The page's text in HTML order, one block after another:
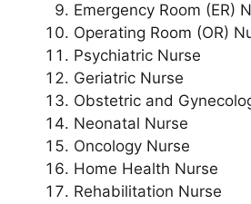
Emergency Room (ER)
Operating Room (OR)
Psychiatric Nurse
Geriatric Nurse
Obstetric and
Neonatal Nurse
Oncology Nurse
Home Health Nurse
Rehabilitation Nurse